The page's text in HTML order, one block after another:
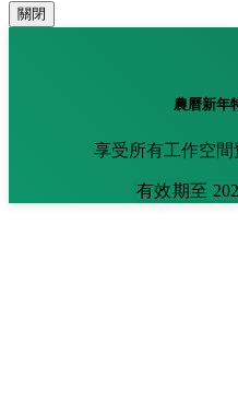
關閉
農曆新年
享受所有工作空間
有效期至